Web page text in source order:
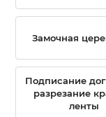
Замочная
Подписание
разрезание
ленты